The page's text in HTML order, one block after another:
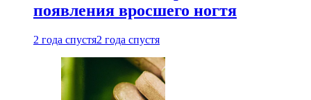
появления вросшего ногтя
2 года спустя2 года спустя